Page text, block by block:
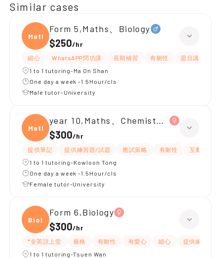
Similar cases
Maths
Form 5,Maths、Biology
$250/hr
細心 WhatsAPP問功課 長期補習 有耐性 題目講解
1 to 1 tutoring-Ma On Shan
One day a week -1.5Hour/cls
Male tutor-University
Maths
year 10,Maths、Chemistry、Biology
$300/hr
提供筆記 提供練習題/試題 應試策略 有耐性
互動教學
1 to 1 tutoring-Kowloon Tong
One day a week -1.5Hour/cls
Female tutor-University
Biolo
Form 6,Biology
$300/hr
*全英語上堂 嚴格 有耐性 有愛心 細心
提供練習題/
1 to 1 tutoring-Tsuen Wan